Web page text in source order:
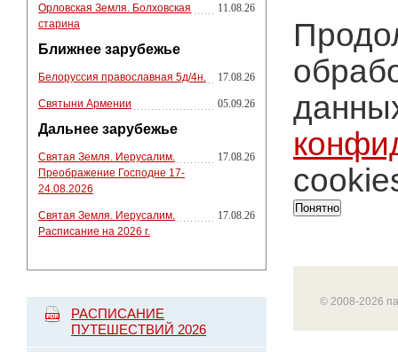
Орловская Земля. Болховская
старина
11.08.26
Ближнее зарубежье
Белоруссия православная 5д/4н. 17.08.26
Святыни Армении 05.09.26
Дальнее зарубежье
Святая Земля. Иерусалим.
Преображение Господне 17-
24.08.2026
17.08.26
Святая Земля. Иерусалим.
Расписание на 2026 г.
17.08.26
РАСПИСАНИЕ
ПУТЕШЕСТВИЙ 2026
Понятно
© 2008-2026